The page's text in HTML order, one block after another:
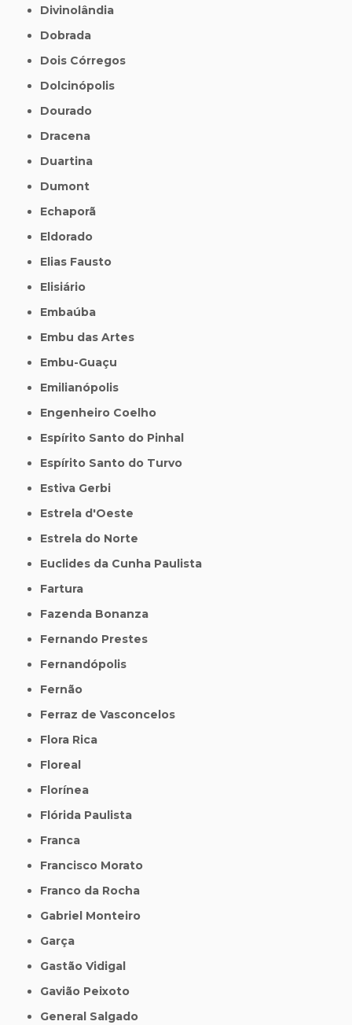
Divinolândia
Dobrada
Dois Córregos
Dolcinópolis
Dourado
Dracena
Duartina
Dumont
Echaporã
Eldorado
Elias Fausto
Elisiário
Embaúba
Embu das Artes
Embu-Guaçu
Emilianópolis
Engenheiro Coelho
Espírito Santo do Pinhal
Espírito Santo do Turvo
Estiva Gerbi
Estrela d'Oeste
Estrela do Norte
Euclides da Cunha Paulista
Fartura
Fazenda Bonanza
Fernando Prestes
Fernandópolis
Fernão
Ferraz de Vasconcelos
Flora Rica
Floreal
Florínea
Flórida Paulista
Franca
Francisco Morato
Franco da Rocha
Gabriel Monteiro
Garça
Gastão Vidigal
Gavião Peixoto
General Salgado